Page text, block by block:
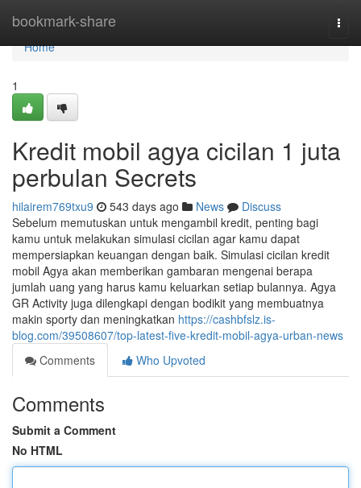
bookmark-share
Home
Home
1
Kredit mobil agya cicilan 1 juta
perbulan Secrets
hilairem769txu9 543 days ago News
Discuss
Sebelum memutuskan untuk mengambil kredit, penting bagi
kamu untuk melakukan simulasi cicilan agar kamu dapat
mempersiapkan keuangan dengan baik. Simulasi cicilan kredit
mobil Agya akan memberikan gambaran mengenai berapa
jumlah uang yang harus kamu keluarkan setiap bulannya. Agya
GR Activity juga dilengkapi dengan bodikit yang membuatnya
makin sporty dan meningkatkan https://cashbfslz.is-
blog.com/39508607/top-latest-five-kredit-mobil-agya-urban-news
Comments
Who Upvoted
Comments
Submit a Comment
No HTML